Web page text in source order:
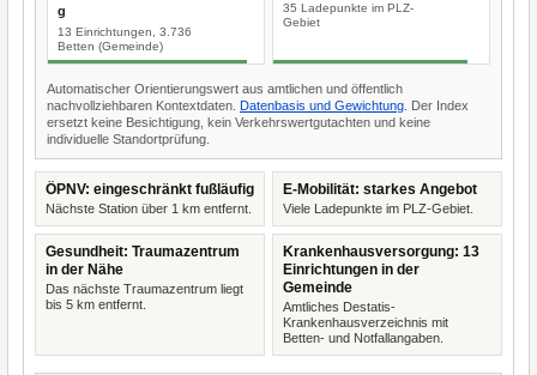
g
13 Einrichtungen, 3.736
Betten (Gemeinde)
35 Ladepunkte im PLZ-
Gebiet
Automatischer Orientierungswert aus amtlichen und öffentlich
nachvollziehbaren Kontextdaten. Datenbasis und Gewichtung . Der Index
ersetzt keine Besichtigung, kein Verkehrswertgutachten und keine
individuelle Standortprüfung.
ÖPNV: eingeschränkt fußläufig
Nächste Station über 1 km entfernt.
E-Mobilität: starkes Angebot
Viele Ladepunkte im PLZ-Gebiet.
Gesundheit: Traumazentrum
in der Nähe
Das nächste Traumazentrum liegt
bis 5 km entfernt.
Krankenhausversorgung: 13
Einrichtungen in der
Gemeinde
Amtliches Destatis-
Krankenhausverzeichnis mit
Betten- und Notfallangaben.